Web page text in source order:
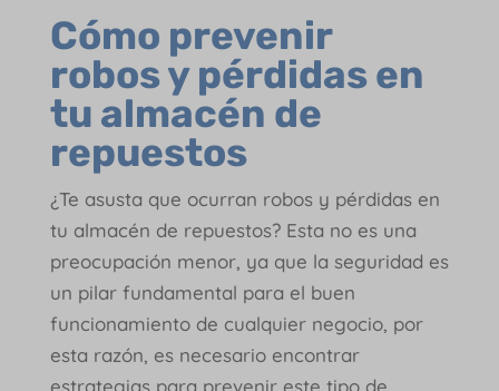
Cómo prevenir
robos y pérdidas en
tu almacén de
repuestos
¿Te asusta que ocurran robos y pérdidas en
tu almacén de repuestos? Esta no es una
preocupación menor, ya que la seguridad es
un pilar fundamental para el buen
funcionamiento de cualquier negocio, por
esta razón, es necesario encontrar
estrategias para prevenir este tipo de